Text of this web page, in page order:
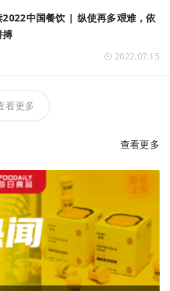
2022中国餐饮 | 纵使再多艰难，依
搏
2022.07.15
看更多
查看更多